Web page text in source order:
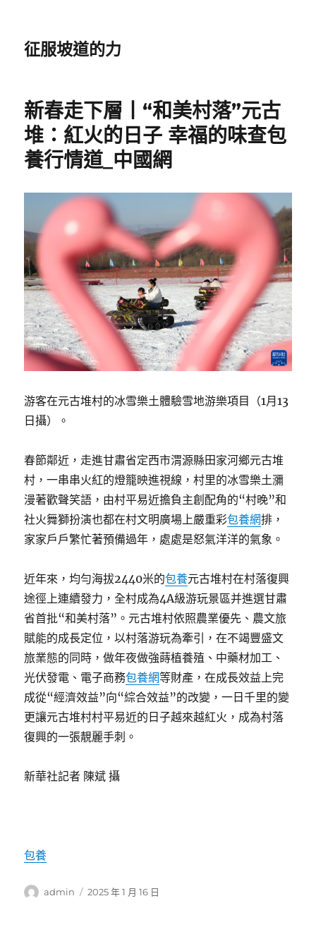
征服坡道的力
新春走下層丨“和美村落”元古
堆：紅火的日子 幸福的味查包
養行情道_中國網
游客在元古堆村的冰雪樂土體驗雪地游樂項目（1月13
日攝）。
春節鄰近，走進甘肅省定西市渭源縣田家河鄉元古堆
村，一串串火紅的燈籠映進視線，村里的冰雪樂土瀰
漫著歡聲笑語，由村平易近擔負主創配角的“村晚”和
社火舞獅扮演也都在村文明廣場上嚴重彩包養網排，
家家戶戶繁忙著預備過年，處處是怒氣洋洋的氣象。
近年來，均勻海拔2440米的包養元古堆村在村落復興
途徑上連續發力，全村成為4A級游玩景區并進選甘肅
省首批“和美村落”。元古堆村依照農業優先、農文旅
賦能的成長定位，以村落游玩為牽引，在不竭豐盛文
旅業態的同時，做年夜做強蒔植養殖、中藥材加工、
光伏發電、電子商務包養網等財產，在成長效益上完
成從“經濟效益”向“綜合效益”的改變，一日千里的變
更讓元古堆村村平易近的日子越來越紅火，成為村落
復興的一張靚麗手刺。
新華社記者 陳斌 攝
包養
作
admin
發
2025 年 1 月 16 日